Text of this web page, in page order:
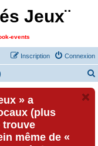
Jeux¨
events
Connexion
Inscription
» a
(plus
trouve
même de «